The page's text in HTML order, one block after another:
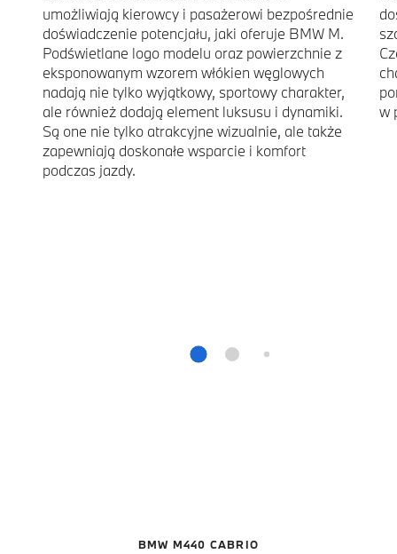
umożliwiają kierowcy i pasażerowi bezpośrednie
doświadczenie potencjału, jaki oferuje BMW M.
Podświetlane logo modelu oraz powierzchnie z
eksponowanym wzorem włókien węglowych
nadają nie tylko wyjątkowy, sportowy charakter,
ale również dodają element luksusu i dynamiki.
Są one nie tylko atrakcyjne wizualnie, ale także
zapewniają doskonałe wsparcie i komfort
podczas jazdy.
w
BMW M440 CABRIO